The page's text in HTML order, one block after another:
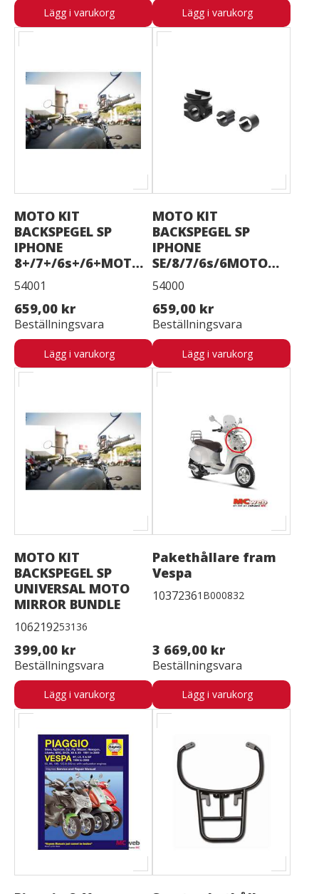
Lägg i varukorg Lägg i varukorg
MOTO KIT
BACKSPEGEL SP
IPHONE
8+/7+/6s+/6+MOTO
MIRROR BUNDLE
54001
659,00 kr
Beställningsvara
Lägg i varukorg
MOTO KIT
BACKSPEGEL SP
IPHONE
SE/8/7/6s/6MOTO
MIRROR BUNDLE
54000
659,00 kr
Beställningsvara
Lägg i varukorg
MOTO KIT
BACKSPEGEL SP
UNIVERSAL MOTO
MIRROR BUNDLE
106219253136
399,00 kr
Beställningsvara
Lägg i varukorg
Pakethållare fram
Vespa
10372361B000832
3 669,00 kr
Beställningsvara
Lägg i varukorg